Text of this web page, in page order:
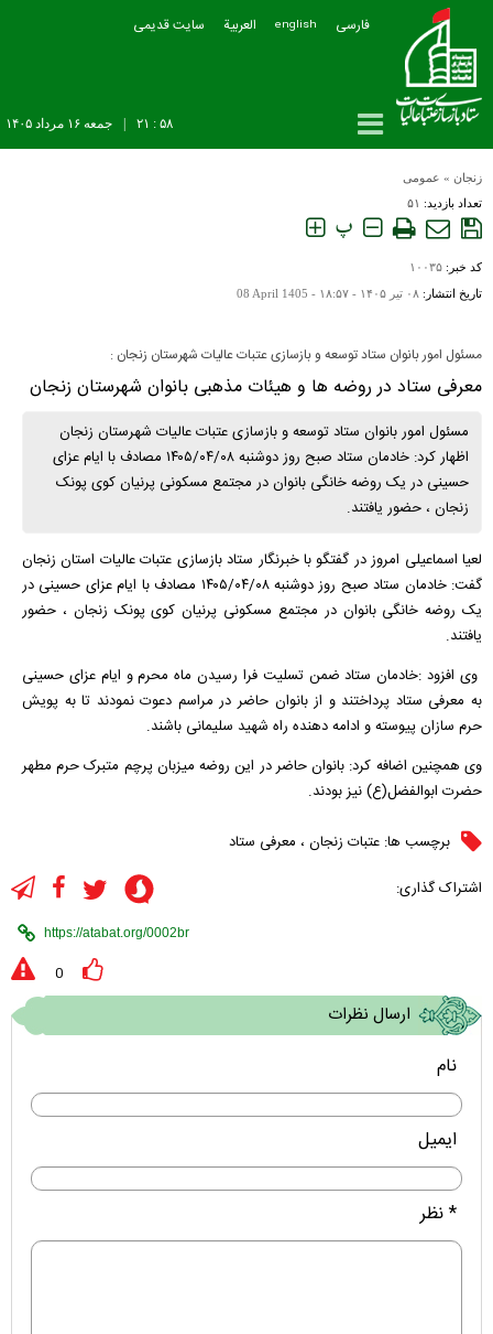
فارسی english العربیة سایت قدیمی
جمعه ۱۶ مرداد ۱۴۰۵ ۵۸ : ۲۱
زنجان » عمومی
تعداد بازدید: ۵۱
پ
کد خبر: ۱۰۰۳۵
تاریخ انتشار: ۰۸ تير ۱۴۰۵ - ۱۸:۵۷ - 08 April 1405
مسئول امور بانوان ستاد توسعه و بازسازی عتبات عالیات شهرستان زنجان :
معرفی ستاد در روضه ها و هیئات مذهبی بانوان شهرستان زنجان
مسئول امور بانوان ستاد توسعه و بازسازی عتبات عالیات شهرستان زنجان
اظهار کرد: خادمان ستاد صبح روز دوشنبه ۱۴۰۵/۰۴/۰۸ مصادف با ایام عزای
حسینی در یک روضه خانگی بانوان در مجتمع مسکونی پرنیان کوی پونک
زنجان ، حضور یافتند.
لعیا اسماعیلی امروز در گفتگو با خبرنگار ستاد بازسازی عتبات عالیات استان زنجان
گفت: خادمان ستاد صبح روز دوشنبه ۱۴۰۵/۰۴/۰۸ مصادف با ایام عزای حسینی در
یک روضه خانگی بانوان در مجتمع مسکونی پرنیان کوی پونک زنجان ، حضور
یافتند.
وی افزود :خادمان ستاد ضمن تسلیت فرا رسیدن ماه محرم و ایام عزای حسینی
به معرفی ستاد پرداختند و از بانوان حاضر در مراسم دعوت نمودند تا به پویش
حرم سازان پیوسته و ادامه دهنده راه شهید سلیمانی باشند.
وی همچنین اضافه کرد: بانوان حاضر در این روضه میزبان پرچم متبرک حرم مطهر
حضرت ابوالفضل(ع) نیز بودند.
برچسب ها: عتبات زنجان ، معرفی ستاد
اشتراک گذاری:
0
ارسال نظرات
نام
ایمیل
* نظر